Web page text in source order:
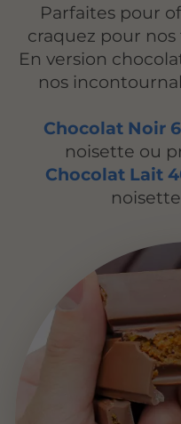
Parfaites pour
craquez pour
En version
nos
Chocolat Noir
noisette ou
Chocolat Lait